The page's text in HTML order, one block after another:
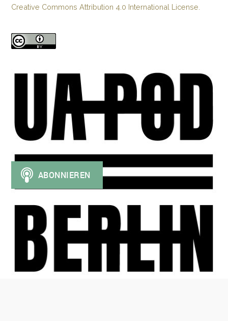
Creative Commons Attribution 4.0 International License.